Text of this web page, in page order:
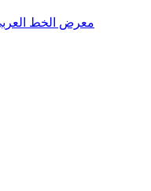
معرض الخط